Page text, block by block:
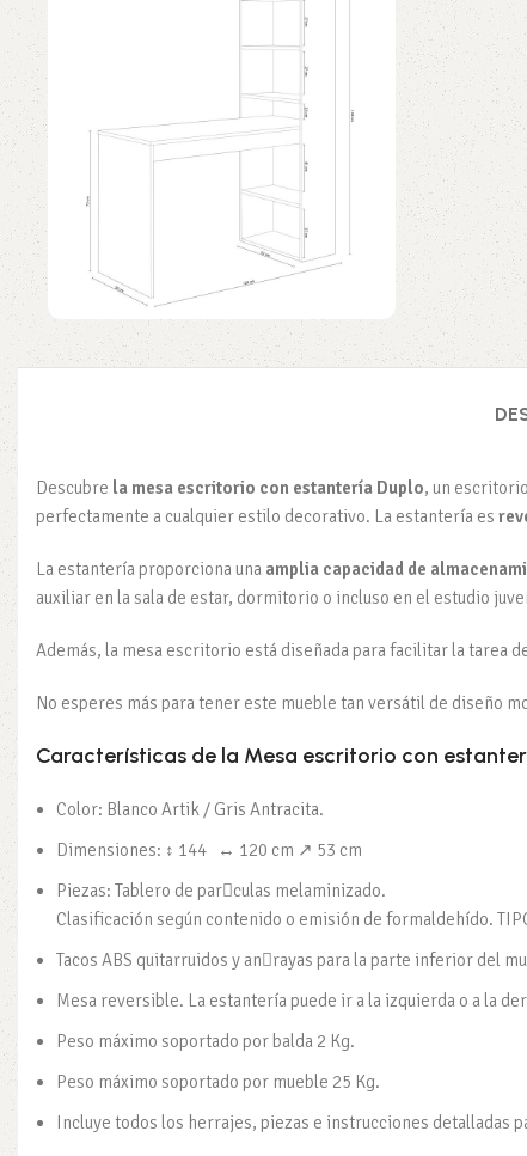
Descubre la mesa escritorio con estantería Duplo, un
perfectamente a cualquier estilo decorativo. La estantería es
La estantería proporciona una amplia capacidad de
auxiliar en la sala de estar, dormitorio o incluso en el estudio
Además, la mesa escritorio está diseñada para facilitar la tarea
No esperes más para tener este mueble tan versátil de diseño
Características de la Mesa escritorio con
Color: Blanco Artik / Gris Antracita.
Dimensiones: ↕ 144 ↔ 120 cm ↗ 53 cm
Piezas: Tablero de par􀆡culas melaminizado.
Clasificación según contenido o emisión de formaldehído.
Tacos ABS quitarruidos y an􀆟rayas para la parte inferior del
Mesa reversible. La estantería puede ir a la izquierda o a la
Peso máximo soportado por balda 2 Kg.
Peso máximo soportado por mueble 25 Kg.
Incluye todos los herrajes, piezas e instrucciones detalladas